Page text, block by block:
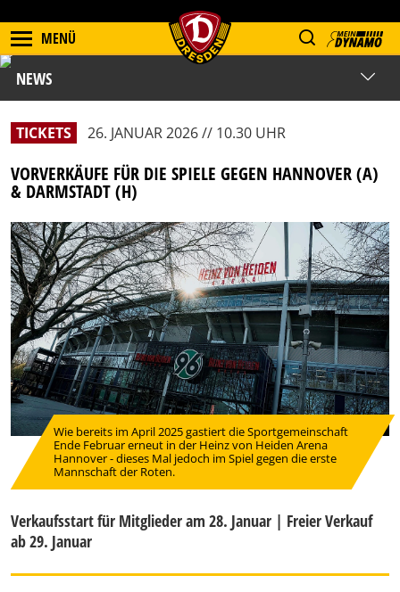
MENÜ
NEWS
TICKETS 26. JANUAR 2026 // 10.30 UHR
VORVERKÄUFE FÜR DIE SPIELE GEGEN HANNOVER (A)
& DARMSTADT (H)
Wie bereits im April 2025 gastiert die Sportgemeinschaft
Ende Februar erneut in der Heinz von Heiden Arena
Hannover - dieses Mal jedoch im Spiel gegen die erste
Mannschaft der Roten.
Verkaufsstart für Mitglieder am 28. Januar | Freier Verkauf
ab 29. Januar